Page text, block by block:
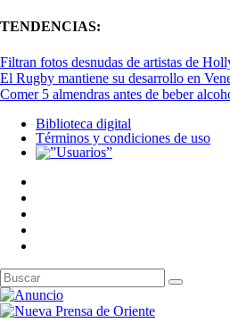
TENDENCIAS:
Filtran fotos desnudas de artistas de
El Rugby mantiene su desarrollo en
Comer 5 almendras antes de beber
Biblioteca digital
Términos y condiciones de uso